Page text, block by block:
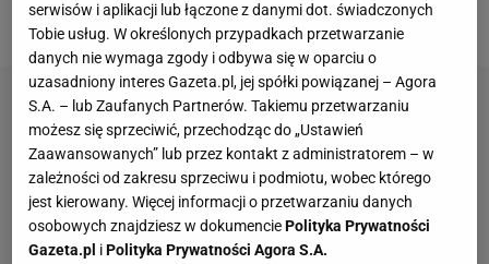
potrafi zszokować - to blisko ćwierć miliona złotych.
serwisów i aplikacji lub łączone z danymi dot. świadczonych
Tobie usług. W określonych przypadkach przetwarzanie
danych nie wymaga zgody i odbywa się w oparciu o
uzasadniony interes Gazeta.pl, jej spółki powiązanej – Agora
S.A. – lub Zaufanych Partnerów. Takiemu przetwarzaniu
możesz się sprzeciwić, przechodząc do „Ustawień
Zaawansowanych” lub przez kontakt z administratorem – w
zależności od zakresu sprzeciwu i podmiotu, wobec którego
jest kierowany. Więcej informacji o przetwarzaniu danych
osobowych znajdziesz w dokumenciePolityka Prywatności
Gazeta.pl iPolityka Prywatności Agora S.A.